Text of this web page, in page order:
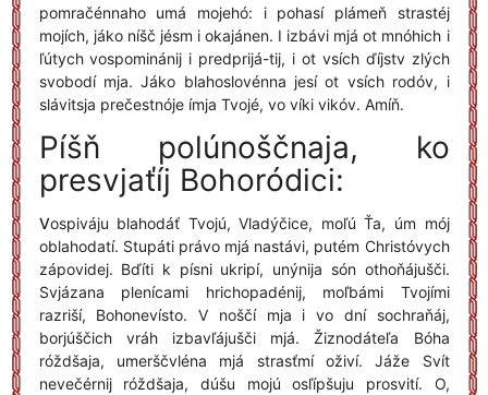
pomračénnaho umá mojehó: i pohasí plámeň strastéj
mojích, jáko níšč jésm i okajánen. I izbávi mjá ot mnóhich i
ľútych vospominánij i predprijá-tij, i ot vsích ďíjstv zlých
svobodí mja. Jáko blahoslovénna jesí ot vsích rodóv, i
slávitsja prečestnóje ímja Tvojé, vo víki vikóv. Amíň.
Píšň polúnoščnaja, ko
presvjaťíj Bohoródici:
Vospiváju blahodáť Tvojú, Vladýčice, moľú Ťa, úm mój
oblahodatí. Stupáti právo mjá nastávi, putém Christóvych
zápovidej. Bďíti k písni ukripí, unýnija són othoňájušči.
Svjázana plenícami hrichopadénij, moľbámi Tvojími
razriší, Bohonevísto. V noščí mja i vo dní sochraňáj,
borjúščich vráh izbavľájušči mjá. Žiznodáteľa Bóha
róždšaja, umerščvléna mjá strasťmí oživí. Jáže Svít
nevečérnij róždšaja, dúšu mojú osľípšuju prosvití. O,